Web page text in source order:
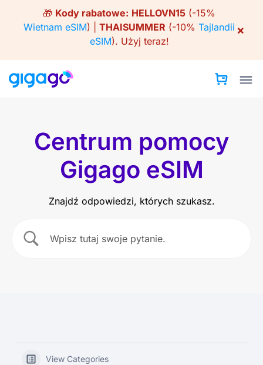
🎁 Kody rabatowe: HELLOVN15 (-15%
Wietnam eSIM) | THAISUMMER (-10% Tajlandii
eSIM). Użyj teraz!
×
Centrum pomocy
Gigago eSIM
Znajdź odpowiedzi, których szukasz.
View Categories